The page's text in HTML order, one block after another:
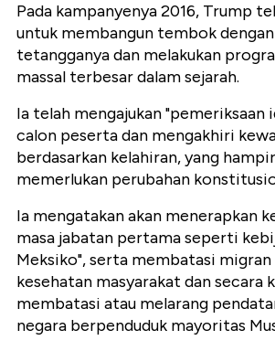
Pada kampanyenya 2016, Trump
untuk membangun tembok
tetangganya dan melakukan
massal terbesar dalam sejarah.
Ia telah mengajukan "pemeriksaan
calon peserta dan mengakhiri
berdasarkan kelahiran, yang
memerlukan perubahan
Ia mengatakan akan menerapkan
masa jabatan pertama seperti
Meksiko", serta membatasi migran
kesehatan masyarakat dan secara
membatasi atau melarang
negara berpenduduk mayoritas